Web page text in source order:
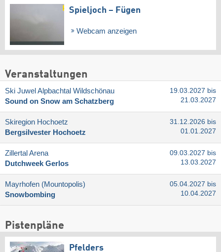
Spieljoch – Fügen
Webcam anzeigen
Veranstaltungen
Ski Juwel Alpbachtal Wildschönau
Sound on Snow am Schatzberg
19.03.2027 bis
21.03.2027
Skiregion Hochoetz
Bergsilvester Hochoetz
31.12.2026 bis
01.01.2027
Zillertal Arena
Dutchweek Gerlos
09.03.2027 bis
13.03.2027
Mayrhofen (Mountopolis)
Snowbombing
05.04.2027 bis
10.04.2027
Pistenpläne
Pfelders